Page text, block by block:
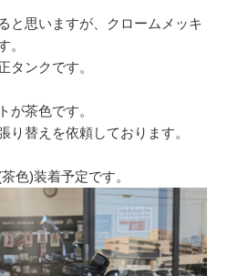
と思いますが、クロームメッキ
。
タンクです。
が茶色です。
り替えを依頼しております。
色)装着予定です。